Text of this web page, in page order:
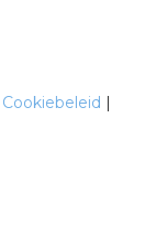
Cookiebeleid |